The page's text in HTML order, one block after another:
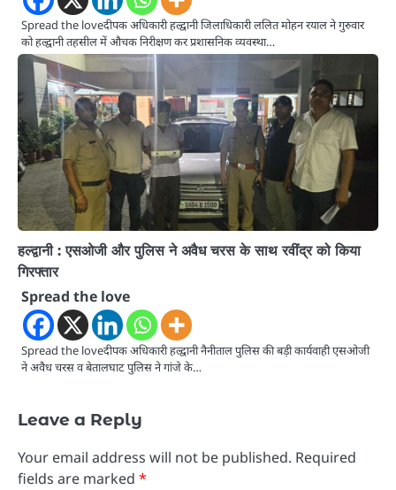
Spread the loveदीपक अधिकारी हल्द्वानी जिलाधिकारी ललित मोहन रयाल ने गुरुवार
को हल्द्वानी तहसील में औचक निरीक्षण कर प्रशासनिक व्यवस्था…
हल्द्वानी : एसओजी और पुलिस ने अवैध चरस के साथ रवींद्र को किया
गिरफ्तार
Spread the love
Spread the loveदीपक अधिकारी हल्द्वानी नैनीताल पुलिस की बड़ी कार्यवाही एसओजी
ने अवैध चरस व बेतालघाट पुलिस ने गांजे के…
Leave a Reply
Your email address will not be published. Required
fields are marked *